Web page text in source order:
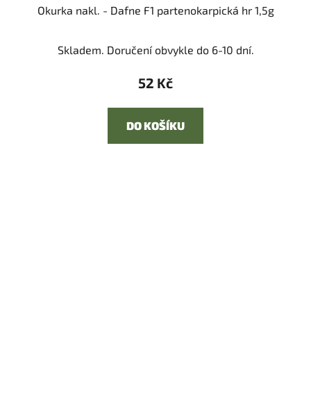
Okurka nakl. - Dafne F1 partenokarpická hr 1,5g
Skladem. Doručení obvykle do 6-10 dní.
52 Kč
DO KOŠÍKU